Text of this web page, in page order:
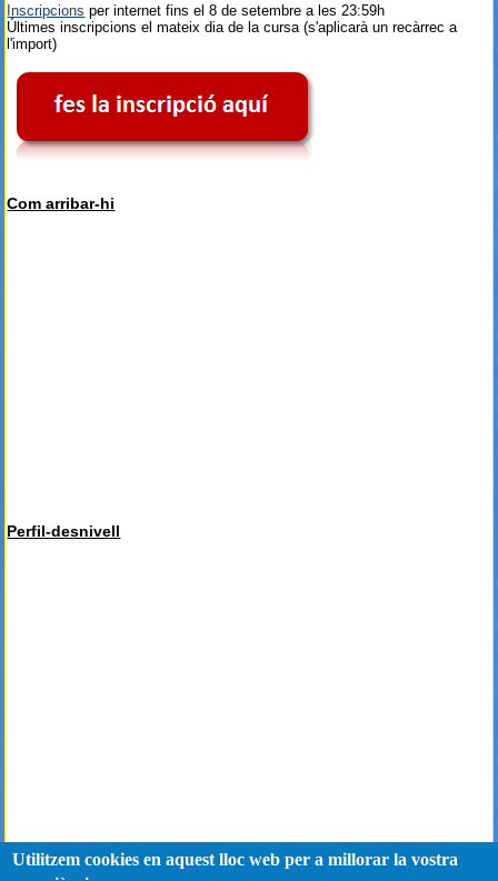
Inscripcions per internet fins el 8 de setembre a les 23:59h
Últimes inscripcions el mateix dia de la cursa (s'aplicarà un recàrrec a
l'import)
Com arribar-hi
Perfil-desnivell
Powered byWikiloc
Utilitzem cookies en aquest lloc web per a millorar la vostra